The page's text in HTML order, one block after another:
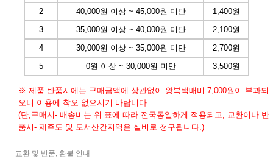
2
40,000원 이상 ~ 45,000원 미만
1,400원
3
35,000원 이상 ~ 40,000원 미만
2,100원
4
30,000원 이상 ~ 35,000원 미만
2,700원
5
0원 이상 ~ 30,000원 미만 3,500원
※ 제품 반품시에는 구매금액에 상관없이 왕복택배비 7,000원이 부과되
오니 이용에 착오 없으시기 바랍니다.
(단,구매시- 배송비는 위 표에 따라 전국동일하게 적용되고, 교환이나 반
품시- 제주도 및 도서산간지역은 실비로 청구됩니다.)
교환 및 반품, 환불 안내